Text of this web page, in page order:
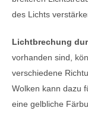
des Lichts
Lichtbrechung
vorhanden sind,
verschiedene
Wolken kann dazu
eine gelbliche